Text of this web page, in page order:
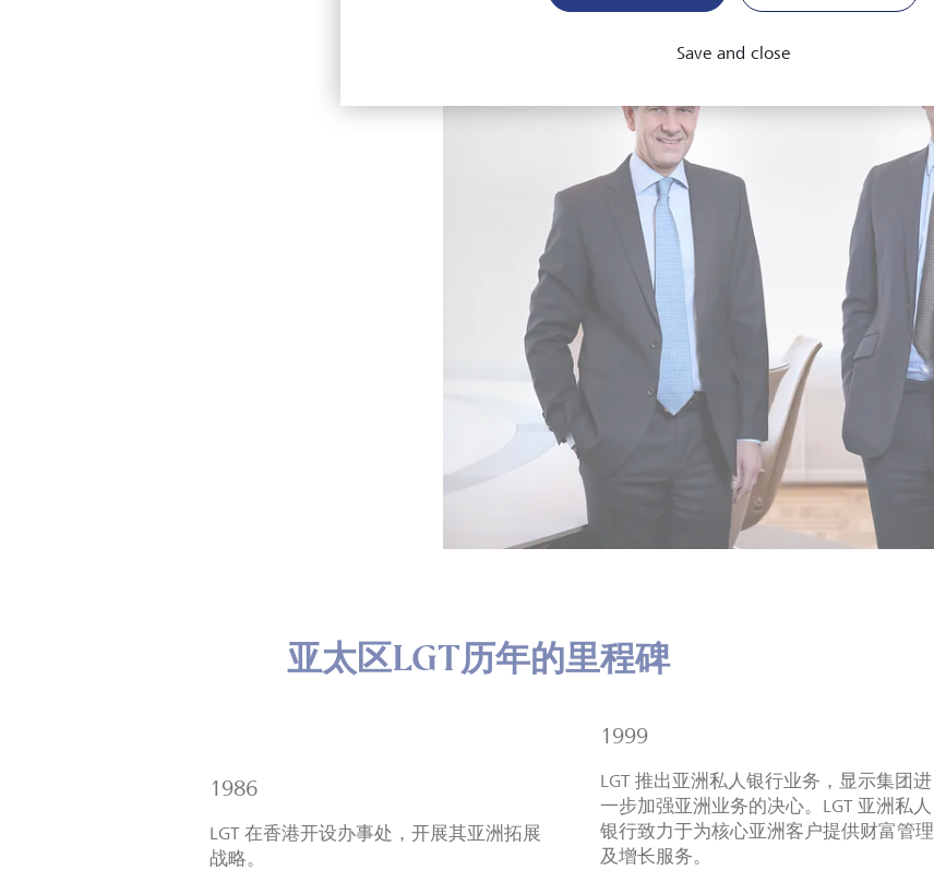
亚太区LGT历年的里程碑
1986
LGT 在香港开设办事处，开展其亚洲拓展
战略。
1999
LGT 推出亚洲私人银行业务，显示集团进
一步加强亚洲业务的决心。LGT 亚洲私人
银行致力于为核心亚洲客户提供财富管理
及增长服务。
Save and close